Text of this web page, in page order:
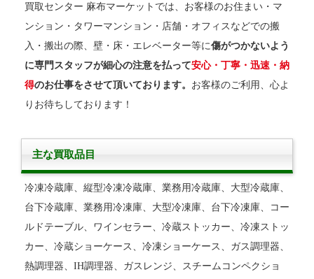
買取センター 麻布マーケットでは、お客様のお住まい・マ
ンション・タワーマンション・店舗・オフィスなどでの搬
入・搬出の際、壁・床・エレベーター等に傷がつかないよう
に専門スタッフが細心の注意を払って安心・丁寧・迅速・納
得のお仕事をさせて頂いております。 お客様のご利用、心よ
りお待ちしております！
主な買取品目
冷凍冷蔵庫、縦型冷凍冷蔵庫、業務用冷蔵庫、大型冷蔵庫、
台下冷蔵庫、業務用冷凍庫、大型冷凍庫、台下冷凍庫、コー
ルドテーブル、ワインセラー、冷蔵ストッカー、冷凍ストッ
カー、冷蔵ショーケース、冷凍ショーケース、ガス調理器、
熱調理器、IH調理器、ガスレンジ、スチームコンペクショ